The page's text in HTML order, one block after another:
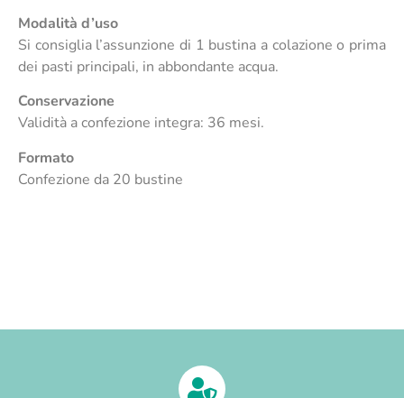
Modalità d’uso
Si consiglia l’assunzione di 1 bustina a colazione o prima
dei pasti principali, in abbondante acqua.
Conservazione
Validità a confezione integra: 36 mesi.
Formato
Confezione da 20 bustine